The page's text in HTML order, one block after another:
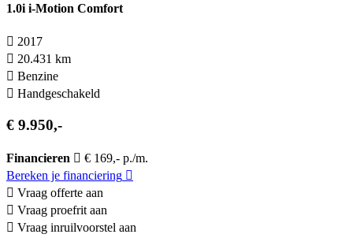
1.0i i-Motion Comfort
2017
20.431 km
Benzine
Hand­geschakeld
€ 9.950,-
Financieren
€ 169,- p./m.
Bereken je financiering
Vraag offerte aan
Vraag proefrit aan
Vraag inruilvoorstel aan